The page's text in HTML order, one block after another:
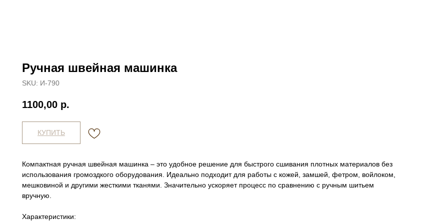
Ручная швейная машинка
SKU: И-790
1100,00 р.
КУПИТЬ
Компактная ручная швейная машинка – это удобное решение для быстрого сшивания плотных материалов без
использования громоздкого оборудования. Идеально подходит для работы с кожей, замшей, фетром, войлоком,
мешковиной и другими жесткими тканями. Значительно ускоряет процесс по сравнению с ручным шитьем
вручную.
Характеристики: